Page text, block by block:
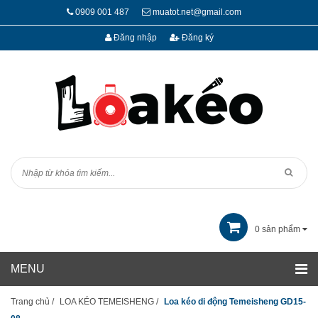
0909 001 487 muatot.net@gmail.com
Đăng nhập Đăng ký
0 sản phẩm
Trang chủ / LOA KÉO TEMEISHENG /
Loa kéo di động Temeisheng GD15-